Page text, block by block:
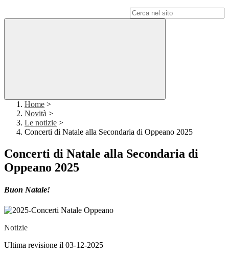
Home >
Novità >
Le notizie >
Concerti di Natale alla Secondaria di Oppeano 2025
Concerti di Natale alla Secondaria di
Oppeano 2025
Buon Natale!
Notizie
Ultima revisione il 03-12-2025